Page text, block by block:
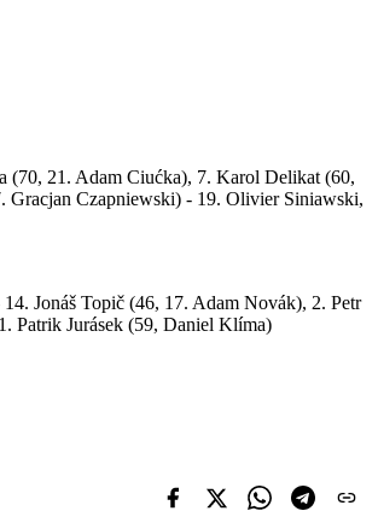
(70, 21. Adam Ciućka), 7. Karol Delikat (60,
Gracjan Czapniewski) - 19. Olivier Siniawski,
Jonáš Topič (46, 17. Adam Novák), 2. Petr
Patrik Jurásek (59, Daniel Klíma)